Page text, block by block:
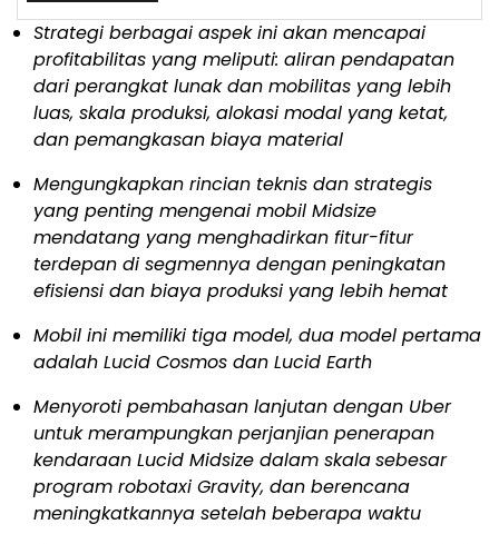
Strategi berbagai aspek ini akan mencapai
profitabilitas yang meliputi: aliran pendapatan
dari perangkat lunak dan mobilitas yang lebih
luas, skala produksi, alokasi modal yang ketat,
dan pemangkasan biaya material
Mengungkapkan rincian teknis dan strategis
yang penting mengenai mobil Midsize
mendatang yang menghadirkan fitur-fitur
terdepan di segmennya dengan peningkatan
efisiensi dan biaya produksi yang lebih hemat
Mobil ini memiliki tiga model, dua model pertama
adalah Lucid Cosmos dan Lucid Earth
Menyoroti pembahasan lanjutan dengan Uber
untuk merampungkan perjanjian penerapan
kendaraan Lucid Midsize dalam skalasebesar
program robotaxi Gravity, dan berencana
meningkatkannya setelah beberapa waktu